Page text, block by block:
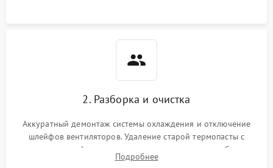
2. Разборка и очистка
Аккуратный демонтаж системы охлаждения и отключение
шлейфов вентиляторов. Удаление старой термопасты с
кристалла графического чипа и термопрокладок с банок
памяти и зоны VRM. Очистка платы от пыли и окислов.
Подробнее